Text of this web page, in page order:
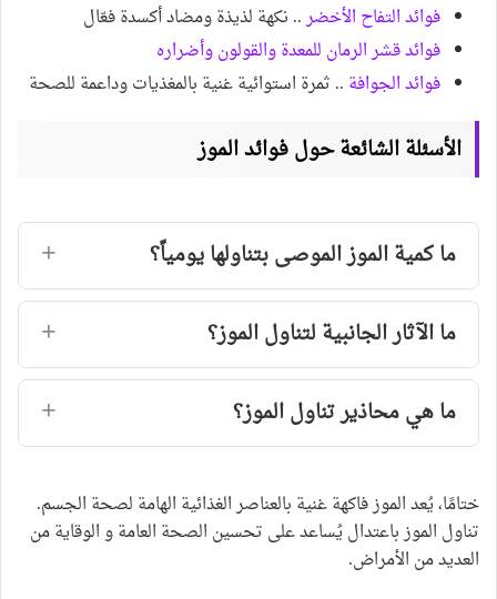
فوائد التفاح الأخضر.. نكهة لذيذة ومضاد أكسدة فعّال
فوائد قشر الرمان للمعدة والقولون وأضراره
فوائد الجوافة .. ثمرة استوائية غنية بالمغذيات وداعمة للصحة
الأسئلة الشائعة حول فوائد الموز
ما كمية الموز الموصى بتناولها يومياً؟
ما الآثار الجانبية لتناول الموز؟
ما هي محاذير تناول الموز؟
ختامًا، يُعد الموز فاكهة غنية بالعناصر الغذائية الهامة لصحة الجسم.
تناول الموز باعتدال يُساعد على تحسين الصحة العامة و الوقاية من
العديد من الأمراض.